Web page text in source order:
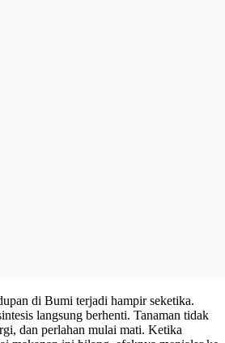
di Bumi terjadi hampir seketika.
langsung berhenti. Tanaman tidak
dan perlahan mulai mati. Ketika